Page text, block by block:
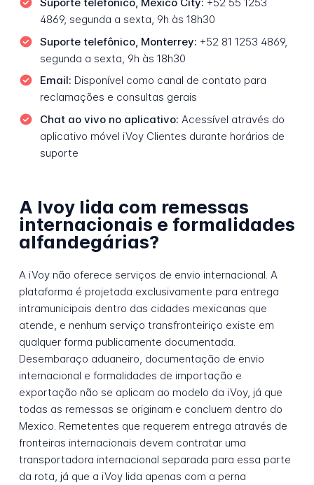
4869, segunda a sexta, 9h às 18h30
Suporte telefônico, Monterrey: +52 81 1253 4869,
segunda a sexta, 9h às 18h30
Email: Disponível como canal de contato para
reclamações e consultas gerais
Chat ao vivo no aplicativo: Acessível através do
aplicativo móvel iVoy Clientes durante horários de
suporte
A Ivoy lida com remessas
internacionais e formalidades
alfandegárias?
A iVoy não oferece serviços de envio internacional. A
plataforma é projetada exclusivamente para entrega
intramunicipais dentro das cidades mexicanas que
atende, e nenhum serviço transfronteiriço existe em
qualquer forma publicamente documentada.
Desembaraço aduaneiro, documentação de envio
internacional e formalidades de importação e
exportação não se aplicam ao modelo da iVoy, já que
todas as remessas se originam e concluem dentro do
Mexico. Remetentes que requerem entrega através de
fronteiras internacionais devem contratar uma
transportadora internacional separada para essa parte
da rota, já que a iVoy lida apenas com a perna